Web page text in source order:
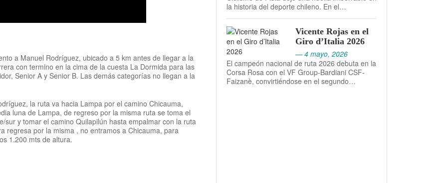
a Manuel Rodríguez, ubicado a 5 km antes de llegar a la
con termino en la cima de la cuesta La Dormida para las
Senior A y Senior B. Las demás categorías no llegan a la
la ruta va hacia Lampa por el camino Chicauma,
luna de Lampa, de regreso por la misma ruta se toma el
y tomar el camino Quilapilún hasta empalmar con la ruta
regresa por la misma , no entramos a Chicauma, para
1.200 mts de altura.
la historia del deporte chileno. En el…
Vicente Rojas en el
Giro d’Italia 2026
— 4 mayo, 2026
El campeón nacional de ruta 2026 debuta en la
Corsa Rosa con el VF Group-Bardiani CSF-
Faizanè, convirtiéndose en el segundo…